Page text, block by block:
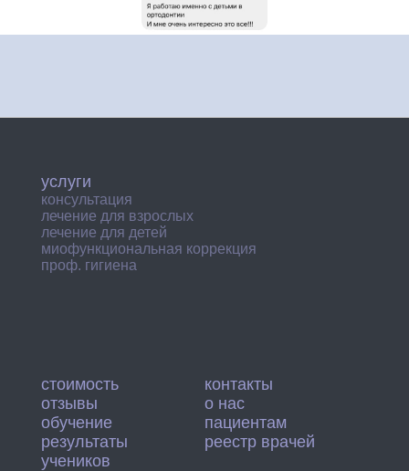
услуги
консультация
лечение для взрослых
лечение для детей
миофункциональная коррекция
проф. гигиена
стоимость
отзывы
обучение
результаты
учеников
контакты
о нас
пациентам
реестр врачей